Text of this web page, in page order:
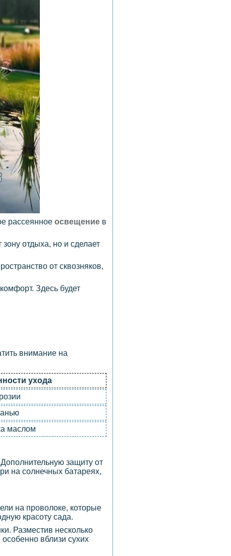
рассеянное освещение в
зону отдыха, но и сделает
от сквозняков,
Здесь будет
внимание на
ухода
маслом
защиту от
на солнечных батареях,
на проволоке, которые
красоту сада.
Разместив несколько
вблизи сухих